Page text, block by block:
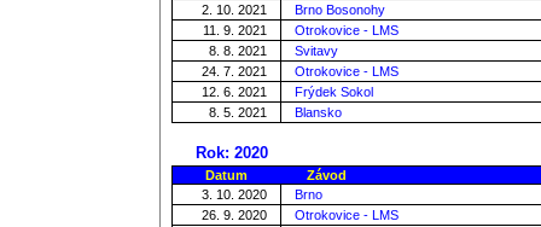
2. 10. 2021
Brno Bosonohy
11. 9. 2021
Otrokovice - LMS
8. 8. 2021
Svitavy
24. 7. 2021
Otrokovice - LMS
12. 6. 2021
Frýdek Sokol
8. 5. 2021
Blansko
Rok: 2020
Datum
Závod
3. 10. 2020
Brno
26. 9. 2020
Otrokovice - LMS